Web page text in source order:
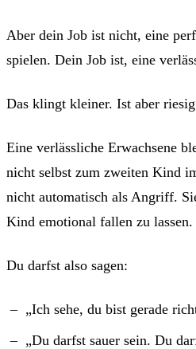
Aber dein Job ist nicht, eine
spielen. Dein Job ist, eine
Das klingt kleiner. Ist aber
Eine verlässliche Erwachsene
nicht selbst zum zweiten Kind
nicht automatisch als Angriff.
Kind emotional fallen zu lassen.
Du darfst also sagen:
„Ich sehe, du bist gerade
„Du darfst sauer sein. Du